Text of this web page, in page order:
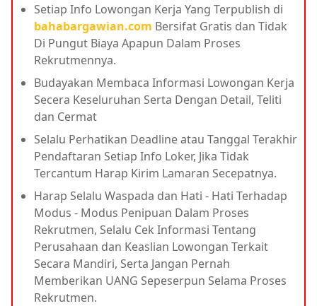
Setiap Info Lowongan Kerja Yang Terpublish di
bahabargawian.com Bersifat Gratis dan Tidak
Di Pungut Biaya Apapun Dalam Proses
Rekrutmennya.
Budayakan Membaca Informasi Lowongan Kerja
Secera Keseluruhan Serta Dengan Detail, Teliti
dan Cermat
Selalu Perhatikan Deadline atau Tanggal Terakhir
Pendaftaran Setiap Info Loker, Jika Tidak
Tercantum Harap Kirim Lamaran Secepatnya.
Harap Selalu Waspada dan Hati - Hati Terhadap
Modus - Modus Penipuan Dalam Proses
Rekrutmen, Selalu Cek Informasi Tentang
Perusahaan dan Keaslian Lowongan Terkait
Secara Mandiri, Serta Jangan Pernah
Memberikan UANG Sepeserpun Selama Proses
Rekrutmen.